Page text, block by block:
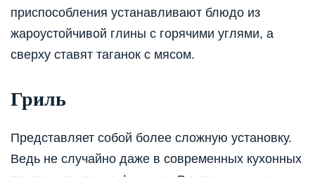
приспособления устанавливают блюдо из
жароустойчивой глины с горячими углями, а
сверху ставят таганок с мясом.
Гриль
Представляет собой более сложную установку.
Ведь не случайно даже в современных кухонных